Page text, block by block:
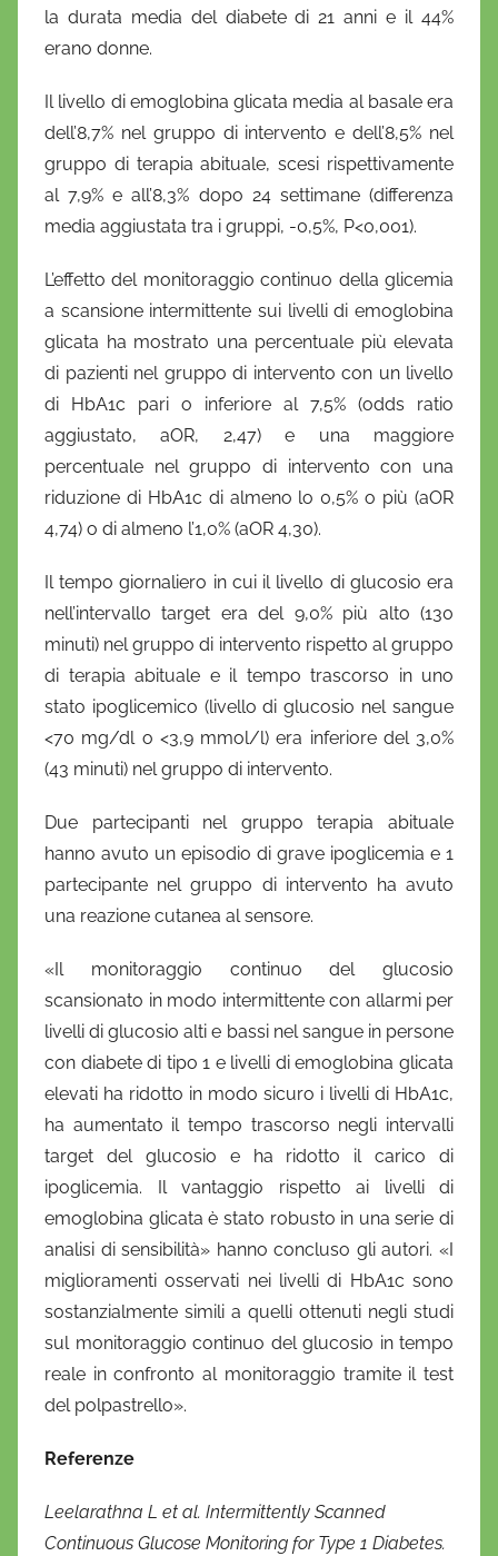
la durata media del diabete di 21 anni e il 44%
erano donne.
Il livello di emoglobina glicata media al basale era
dell’8,7% nel gruppo di intervento e dell’8,5% nel
gruppo di terapia abituale, scesi rispettivamente
al 7,9% e all’8,3% dopo 24 settimane (differenza
media aggiustata tra i gruppi, -0,5%, P<0,001).
L’effetto del monitoraggio continuo della glicemia
a scansione intermittente sui livelli di emoglobina
glicata ha mostrato una percentuale più elevata
di pazienti nel gruppo di intervento con un livello
di HbA1c pari o inferiore al 7,5% (odds ratio
aggiustato, aOR, 2,47) e una maggiore
percentuale nel gruppo di intervento con una
riduzione di HbA1c di almeno lo 0,5% o più (aOR
4,74) o di almeno l’1,0% (aOR 4,30).
Il tempo giornaliero in cui il livello di glucosio era
nell’intervallo target era del 9,0% più alto (130
minuti) nel gruppo di intervento rispetto al gruppo
di terapia abituale e il tempo trascorso in uno
stato ipoglicemico (livello di glucosio nel sangue
<70 mg/dl o <3,9 mmol/l) era inferiore del 3,0%
(43 minuti) nel gruppo di intervento.
Due partecipanti nel gruppo terapia abituale
hanno avuto un episodio di grave ipoglicemia e 1
partecipante nel gruppo di intervento ha avuto
una reazione cutanea al sensore.
«Il monitoraggio continuo del glucosio
scansionato in modo intermittente con allarmi per
livelli di glucosio alti e bassi nel sangue in persone
con diabete di tipo 1 e livelli di emoglobina glicata
elevati ha ridotto in modo sicuro i livelli di HbA1c,
ha aumentato il tempo trascorso negli intervalli
target del glucosio e ha ridotto il carico di
ipoglicemia. Il vantaggio rispetto ai livelli di
emoglobina glicata è stato robusto in una serie di
analisi di sensibilità» hanno concluso gli autori. «I
miglioramenti osservati nei livelli di HbA1c sono
sostanzialmente simili a quelli ottenuti negli studi
sul monitoraggio continuo del glucosio in tempo
reale in confronto al monitoraggio tramite il test
del polpastrello».
Referenze
Leelarathna L et al. Intermittently Scanned
Continuous Glucose Monitoring for Type 1 Diabetes.